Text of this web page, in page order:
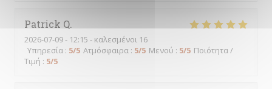
Patrick Q
2026-07-09- 12:15 - καλεσμένοι 16
Υπηρεσία : 5/5 Ατμόσφαιρα : 5/5 Μενού : 5/5 Ποιότητα /
Τιμή : 5/5